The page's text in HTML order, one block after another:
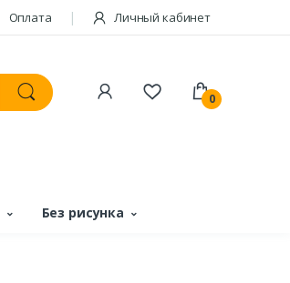
Оплата Личный кабинет
0
Без рисунка